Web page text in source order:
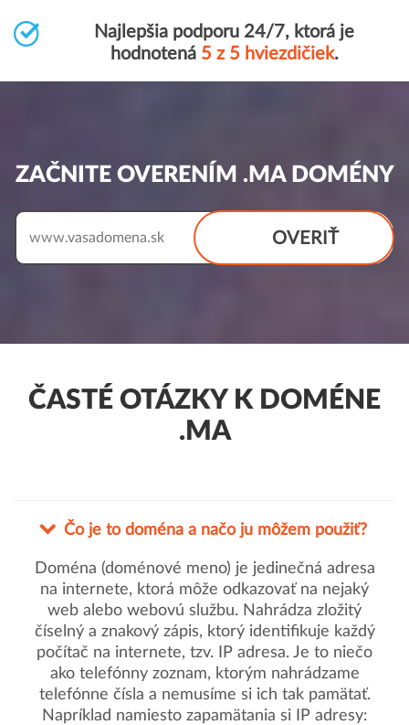
Najlepšia podporu 24/7, ktorá je
hodnotená 5 z 5 hviezdičiek.
ZAČNITE OVERENÍM .MA DOMÉNY
OVERIŤ
www.
ČASTÉ OTÁZKY K DOMÉNE
.MA
Čo je to doména a načo ju môžem použiť?
Doména (doménové meno) je jedinečná adresa
na internete, ktorá môže odkazovať na nejaký
web alebo webovú službu. Nahrádza zložitý
číselný a znakový zápis, ktorý identifikuje každý
počítač na internete, tzv. IP adresa. Je to niečo
ako telefónny zoznam, ktorým nahrádzame
telefónne čísla a nemusíme si ich tak pamätať.
Napríklad namiesto zapamätania si IP adresy: